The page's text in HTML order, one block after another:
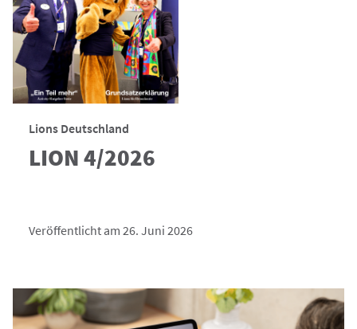
Lions Deutschland
LION 4/2026
Veröffentlicht am 26. Juni 2026